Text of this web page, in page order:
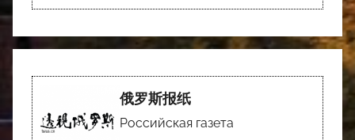
俄罗斯报纸
Российская газета